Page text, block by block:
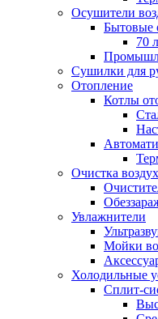
Осушители
Бытовые
70
Сушилки для
Отопление
Котлы
Очистка
Увлажнители
Мойки
Холодильные
Сплит-